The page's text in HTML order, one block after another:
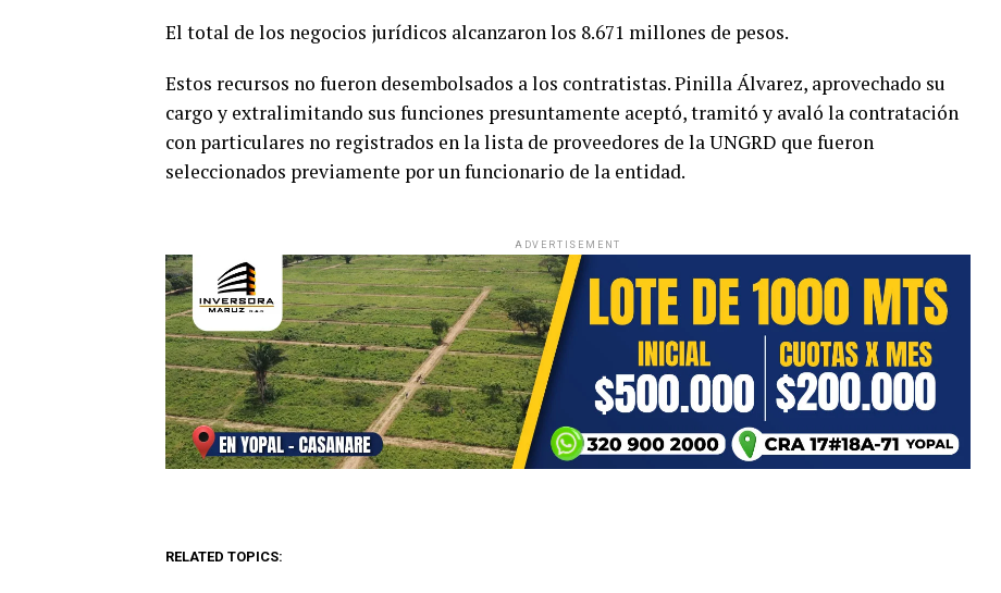
El total de los negocios jurídicos alcanzaron los 8.671 millones de pesos.
Estos recursos no fueron desembolsados a los contratistas. Pinilla Álvarez, aprovechado su
cargo y extralimitando sus funciones presuntamente aceptó, tramitó y avaló la contratación
con particulares no registrados en la lista de proveedores de la UNGRD que fueron
seleccionados previamente por un funcionario de la entidad.
ADVERTISEMENT
RELATED TOPICS: